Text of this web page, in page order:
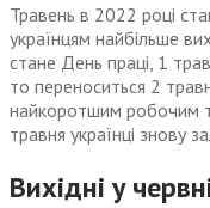
Травень в 2022 році
українцям найбільше
стане День праці, 1
то переноситься 2
найкоротшим робочим
травня українці знову
Вихідні у